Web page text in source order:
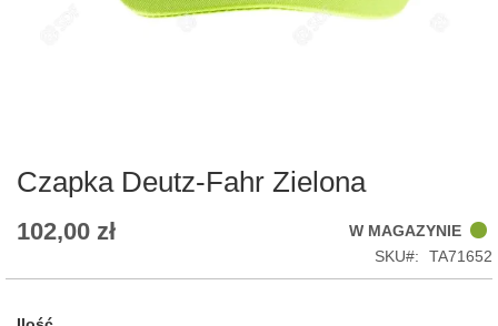
the
gallery
Czapka Deutz-Fahr Zielona
102,00 zł
W MAGAZYNIE
SKU
TA71652